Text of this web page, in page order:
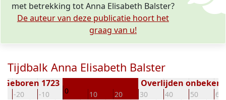
met betrekking tot Anna Elisabeth Balster?
De auteur van deze publicatie hoort het
graag van u!
Tijdbalk Anna Elisabeth Balster
-20 -10 0 10 20 30 40 50 60
Geboren 1723 Overlijden